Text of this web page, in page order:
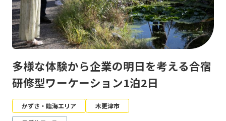
多様な体験から企業の明日を考える合宿
研修型ワーケーション1泊2日
かずさ・臨海エリア
木更津市